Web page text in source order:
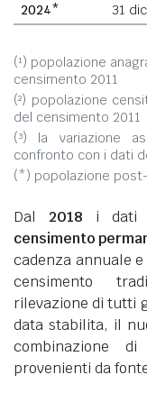
2024*
31 dic
(¹) popolazione
censimento 2011
(²) popolazione
del censimento 2011
(³) la variazione
confronto con i dati
(*) popolazione
Dal 2018 i dati
censimento
cadenza annuale
censimento
rilevazione di tutti
data stabilita, il
combinazione
provenienti da